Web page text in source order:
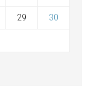
29 30